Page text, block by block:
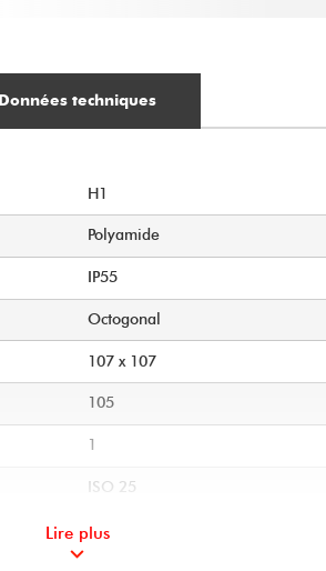
Données techniques
H1
Polyamide
IP55
Octogonal
107 x 107
105
1
ISO 25
Câble Ø 9 à Ø 18 mm
Lire plus